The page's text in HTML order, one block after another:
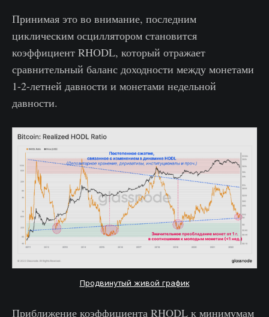
Принимая это во внимание, последним
циклическим осциллятором становится
коэффициент RHODL, который отражает
сравнительный баланс доходности между монетами
1-2-летней давности и монетами недельной
давности.
Продвинутый живой график
Приближение коэффициента RHODL к минимумам